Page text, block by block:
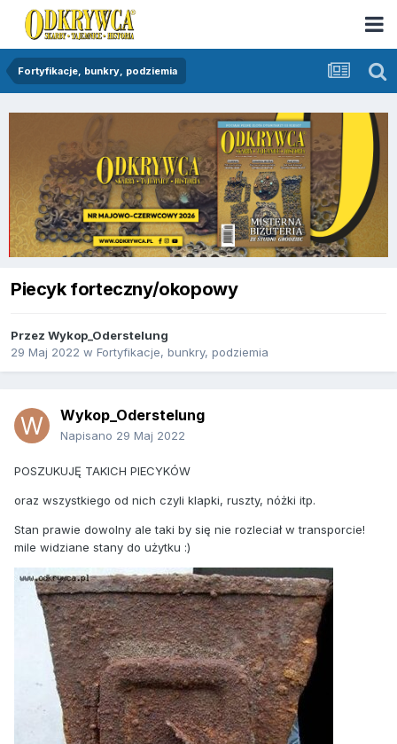
Fortyfikacje, bunkry, podziemia
Piecyk forteczny/okopowy
Przez Wykop_Oderstelung
29 Maj 2022 w Fortyfikacje, bunkry, podziemia
Wykop_Oderstelung
Napisano 29 Maj 2022
POSZUKUJĘ TAKICH PIECYKÓW
oraz wszystkiego od nich czyli klapki, ruszty, nóżki itp.
Stan prawie dowolny ale taki by się nie rozleciał w transporcie!
mile widziane stany do użytku :)